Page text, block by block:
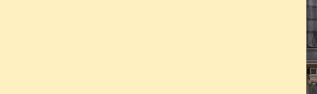
Bien que l’autopsie n’ait
douteuses, le
verre fut écartelé. Il faut